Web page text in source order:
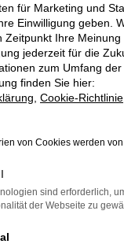
Häufige Fragen
für Marketing und
Einwilligung geben.
Zeitpunkt Ihre
jederzeit für die
zum Umfang der
finden Sie hier:
Cookie-Richtlinie
von Cookies werden
sind erforderlich,
der Webseite zu